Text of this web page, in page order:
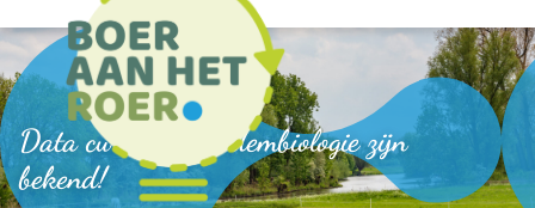
Data cursussen Bodembiologie zijn
bekend!